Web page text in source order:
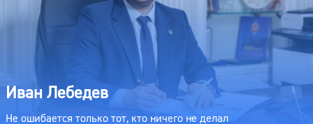
Иван Лебедев
Не ошибается только тот, кто ничего не делал